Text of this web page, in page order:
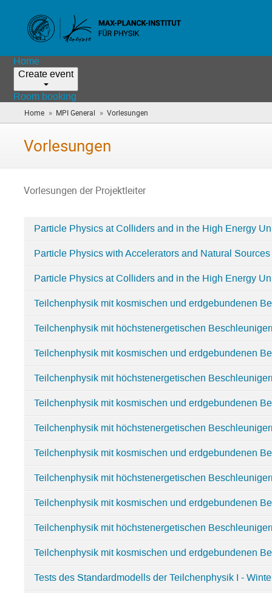
Home
Create event
Room booking
Home » MPI General » Vorlesungen
are
Vorlesungen
Vorlesungen der Projektleiter
Vorlesungen
Particle Physics at Colliders and in the High Energy
Particle Physics with Accelerators and Natural
Particle Physics at Colliders and in the High Energy
Teilchenphysik mit kosmischen und erdgebundenen
Teilchenphysik mit höchstenergetischen
Teilchenphysik mit kosmischen und erdgebundenen
Teilchenphysik mit höchstenergetischen
Teilchenphysik mit kosmischen und erdgebundenen
Teilchenphysik mit höchstenergetischen
Teilchenphysik mit kosmischen und erdgebundenen
Teilchenphysik mit höchstenergetischen
Teilchenphysik mit kosmischen und erdgebundenen
Teilchenphysik mit höchstenergetischen
Teilchenphysik mit kosmischen und erdgebundenen
Tests des Standardmodells der Teilchenphysik I -